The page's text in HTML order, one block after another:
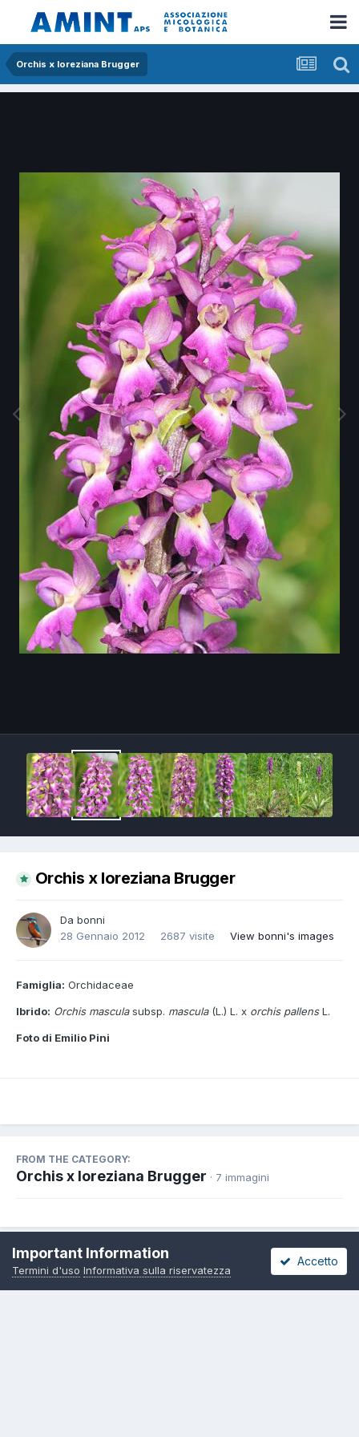
Orchis x loreziana Brugger
Orchis x loreziana Brugger
Da bonni
28 Gennaio 2012
2687 visite View bonni's images
Famiglia: Orchidaceae
Ibrido: Orchis masculasubsp. mascula(L.) L. x orchis pallensL.
Foto di Emilio Pini
FROM THE CATEGORY:
Orchis x loreziana Brugger · 7 immagini
Share Seguaci
Important Information
Termini d'uso Informativa sulla riservatezza
Accetto